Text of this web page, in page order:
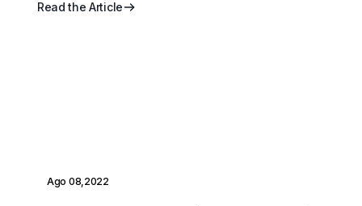
Read the Article
Ago 08,2022